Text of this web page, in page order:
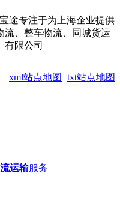
途专注于为上海企业提供
流、整车物流、同城货运
限公司
xml站点地图 txt站点地图
运输服务